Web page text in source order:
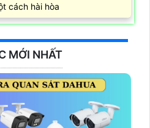
cách hài hòa
MỚI NHẤT